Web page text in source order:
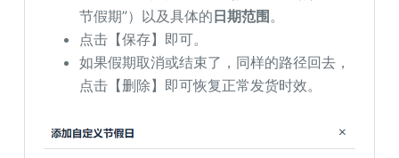
节假期”）以及具体的 日期范围。
点击【保存】即可。
如果假期取消或结束了，同样的路径回去，
点击【删除】即可恢复正常发货时效。